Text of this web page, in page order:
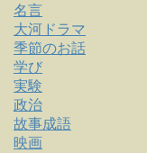
名言
大河ドラマ
季節のお話
学び
実験
政治
故事成語
映画